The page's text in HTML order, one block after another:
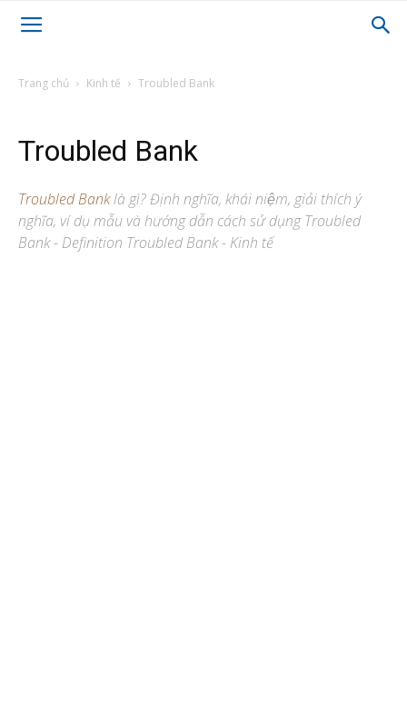
Trang chủ Kinh tế Troubled Bank
Troubled Bank
Troubled Banklà gì? Định nghĩa, khái niệm, giải thích ý
nghĩa, ví dụ mẫu và hướng dẫn cách sử dụng Troubled
Bank - Definition Troubled Bank - Kinh tế